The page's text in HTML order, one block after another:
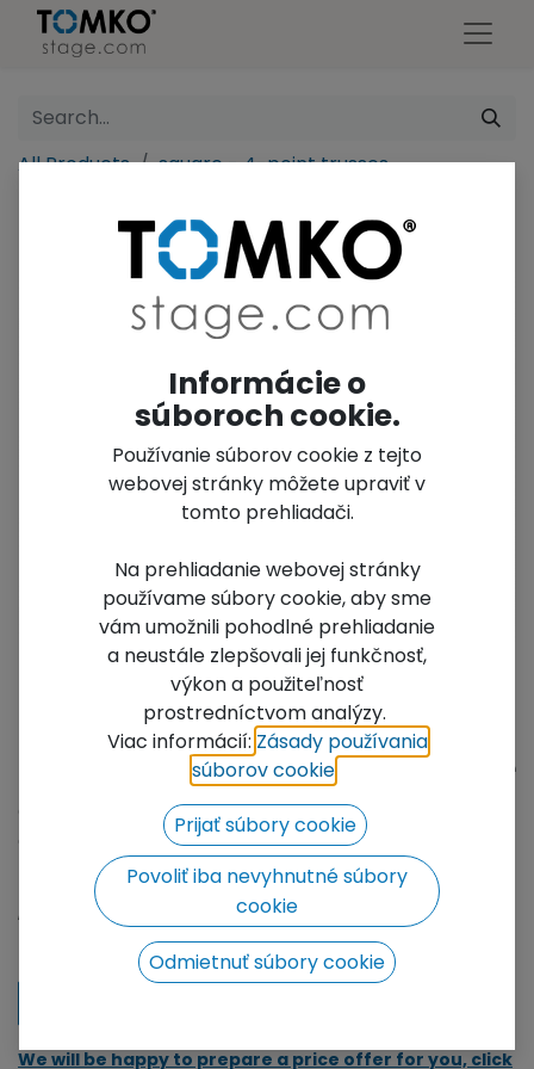
All Products
square - 4-point trusses
FT34-100 square traverse
QUATRO traverse 100 cm, includes 1 set of
Not Available For Sale
Add to wishlist
We will be happy to prepare a price offer for you, click
Informácie o
súboroch cookie.
Používanie súborov cookie z tejto
webovej stránky môžete upraviť v
tomto prehliadači.
Na prehliadanie webovej stránky
používame súbory cookie, aby sme
vám umožnili pohodlné prehliadanie
a neustále zlepšovali jej funkčnosť,
výkon a použiteľnosť
prostredníctvom analýzy.
Viac informácií: Zásady používania
súborov cookie​.
Prijať súbory cookie
Povoliť iba nevyhnutné súbory
cookie
Odmietnuť súbory cookie